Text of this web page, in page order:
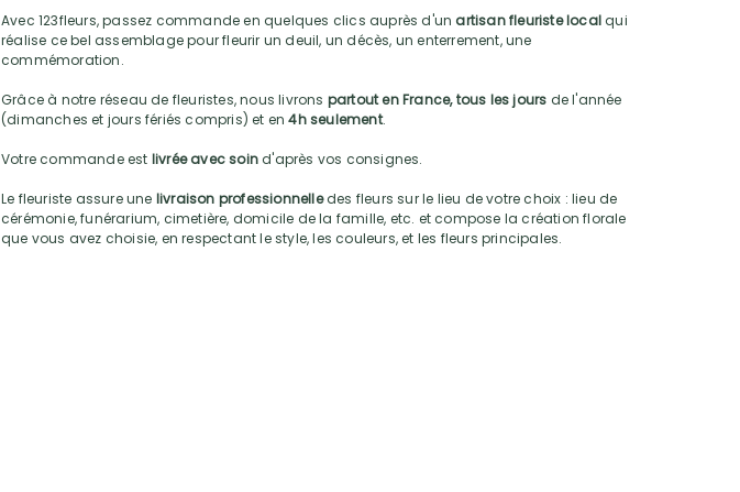
Avec 123fleurs, passez commande en quelques clics auprès d'un artisan fleuriste localqui
réalise ce bel assemblage pour fleurir un deuil, un décès, un enterrement, une
commémoration.
Grâce à notre réseau de fleuristes, nous livrons partout en France, tous les jours de l'année
(dimanches et jours fériés compris) et en4h seulement.
Votre commande est livrée avec soind'après vos consignes.
Le fleuriste assure une livraison professionnelledes fleurs sur le lieu de votre choix : lieu de
cérémonie, funérarium, cimetière, domicile de la famille, etc. et compose la création florale
que vous avez choisie, en respectant le style, les couleurs, et les fleurs principales.